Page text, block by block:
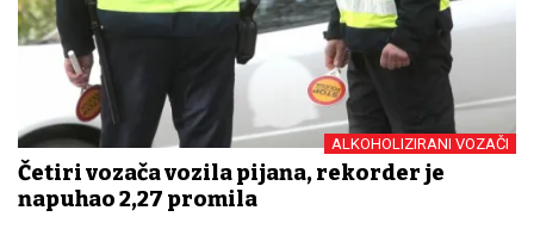
ALKOHOLIZIRANI VOZAČI
Četiri vozača vozila pijana, rekorder je
napuhao 2,27 promila